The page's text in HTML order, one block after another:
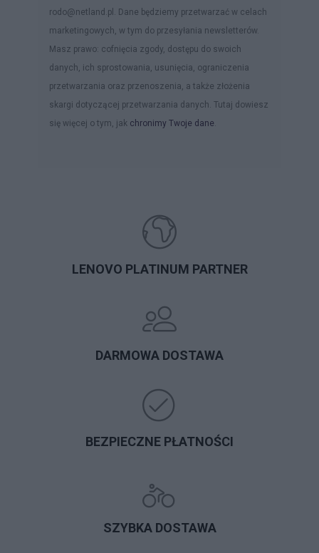
rodo@netland.pl. Dane będziemy przetwarzać w celach
marketingowych, w tym do przesyłania newsletterów.
Masz prawo: cofnięcia zgody, dostępu do swoich
danych, ich sprostowania, usunięcia, ograniczenia
przetwarzania oraz przenoszenia, a także złożenia
skargi dotyczącej przetwarzania danych. Tutaj dowiesz
się więcej o tym, jak chronimy Twoje dane.
LENOVO PLATINUM PARTNER
DARMOWA DOSTAWA
BEZPIECZNE PŁATNOŚCI
SZYBKA DOSTAWA